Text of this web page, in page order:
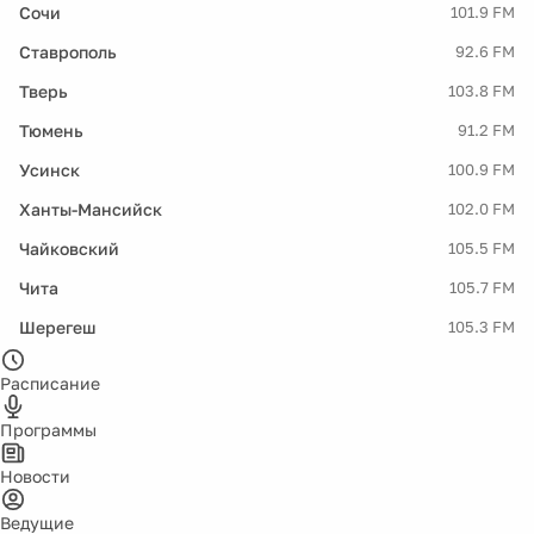
Сочи 101.9 FM
Ставрополь 92.6 FM
Тверь 103.8 FM
Тюмень 91.2 FM
Усинск 100.9 FM
Ханты-Мансийск 102.0 FM
Чайковский 105.5 FM
Чита 105.7 FM
Шерегеш 105.3 FM
Расписание
Программы
Новости
Ведущие